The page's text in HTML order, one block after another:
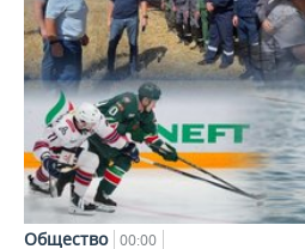
Общество 00:00